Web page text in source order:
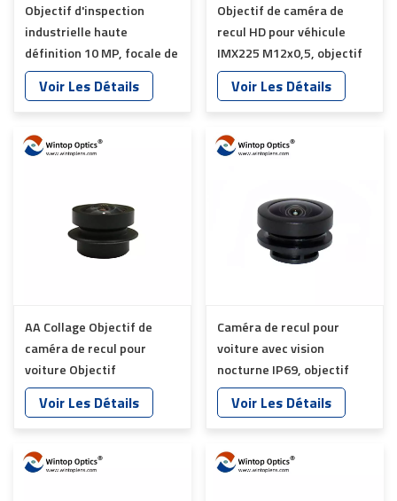
Objectif d'inspection
industrielle haute
définition 10 MP, focale de
20 mm, YT-4861
Voir Les Détails
Objectif de caméra de
recul HD pour véhicule
IMX225 M12x0,5, objectif
de caméra embarquée YT-
7018P-A1
Voir Les Détails
AA Collage Objectif de
caméra de recul pour
voiture Objectif
panoramique grand angle
fisheye YT-7018-E1-A
Voir Les Détails
Caméra de recul pour
voiture avec vision
nocturne IP69, objectif
fisheye YT-7045P-D5
Voir Les Détails